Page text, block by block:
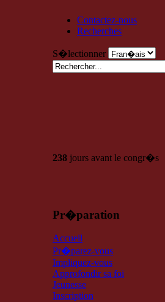
Contactez-nous
Recherches
S�lectionner
238 jours avant le congr�s
Pr�paration
Accueil
Pr�parez-vous
Impliquez-vous
Approfondir sa foi
Jeunesse
Inscription